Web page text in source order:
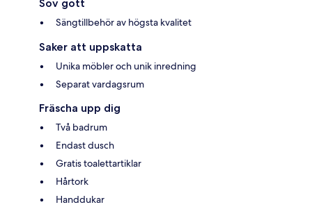
Sov gott
Sängtillbehör av högsta kvalitet
Saker att uppskatta
Unika möbler och unik inredning
Separat vardagsrum
Fräscha upp dig
Två badrum
Endast dusch
Gratis toalettartiklar
Hårtork
Handdukar